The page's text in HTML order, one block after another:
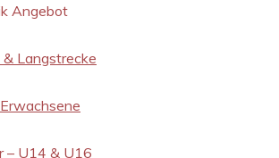
Angebot
Langstrecke
– U14 & U16